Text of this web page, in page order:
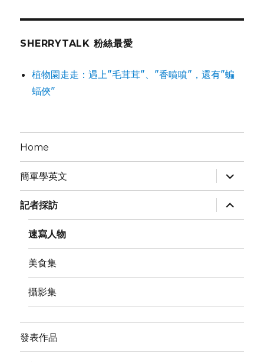
頭：
的
有
SHERRYTALK 粉絲最愛
植物園走走：遇上"毛茸茸"、"香噴噴"，還有"蝙
蝠俠"
Home
簡單學英文
expand
child
menu
記者採訪
expand
child
menu
速寫人物
美食集
攝影集
發表作品